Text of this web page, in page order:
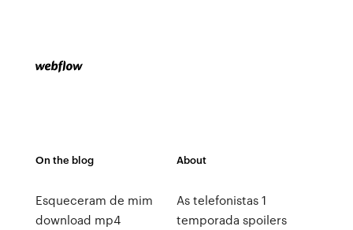
On the blog
Esqueceram de mim
download mp4
About
As telefonistas 1
temporada spoilers